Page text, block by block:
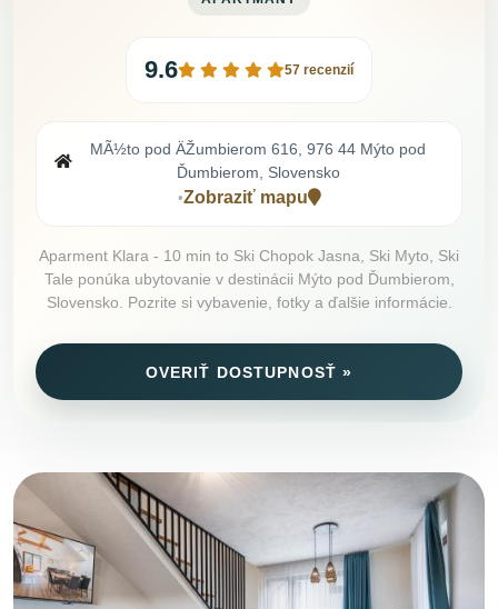
9.6 57 recenzií
MÃ½to pod ÄŽumbierom 616, 976 44 Mýto pod
Ďumbierom, Slovensko
•Zobraziť mapu
Aparment Klara - 10 min to Ski Chopok Jasna, Ski Myto, Ski
Tale ponúka ubytovanie v destinácii Mýto pod Ďumbierom,
Slovensko. Pozrite si vybavenie, fotky a ďalšie informácie.
OVERIŤ DOSTUPNOSŤ »